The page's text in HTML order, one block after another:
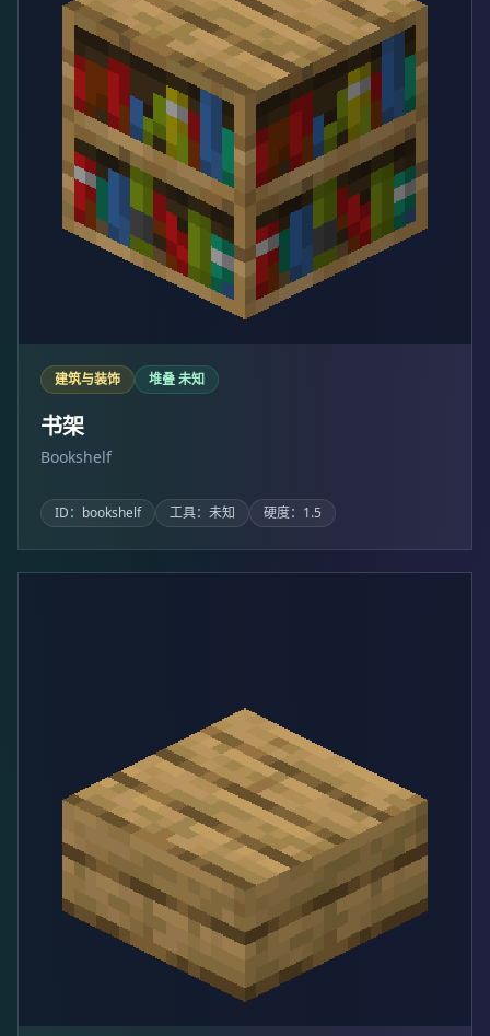
建筑与装饰 堆叠 未知
书架
Bookshelf
ID：bookshelf 工具：未知 硬度：1.5